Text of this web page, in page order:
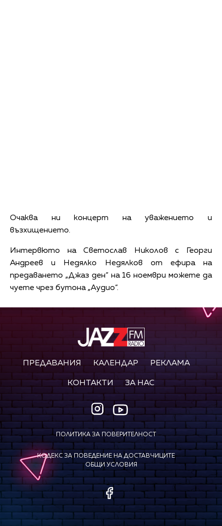
Очаква ни концерт на уважението и
възхищението.
Интервюто на Светослав Николов с Георги
Андреев и Недялко Недялков от ефира на
предаването „Джаз ден“ на 16 ноември можете да
чуете чрез бутона „Аудио“.
ПРЕДАВАНИЯ КАЛЕНДАР РЕКЛАМА
КОНТАКТИ ЗА НАС
ПОЛИТИКА ЗА ПОВЕРИТЕЛНОСТ
КОДЕКС ЗА ПОВЕДЕНИЕ НА ДОСТАВЧИЦИТЕ
ОБЩИ УСЛОВИЯ